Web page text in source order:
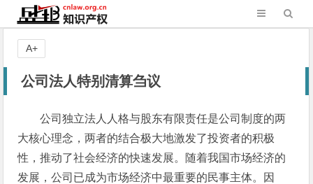
公司法人特别清算刍议
公司独立法人人格与股东有限责任是公司制度的两
大核心理念，两者的结合极大地激发了投资者的积极
性，推动了社会经济的快速发展。随着我国市场经济的
发展，公司已成为市场经济中最重要的民事主体。因
A+